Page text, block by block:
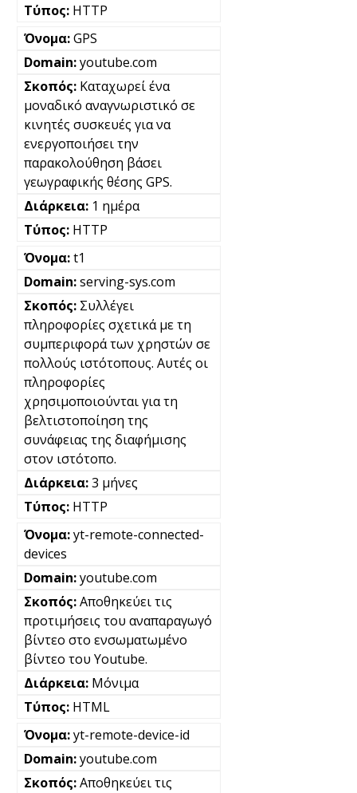
HTTP
GPS
youtube.com
Καταχωρεί ένα
μοναδικό αναγνωριστικό σε
κινητές συσκευές για να
ενεργοποιήσει την
παρακολούθηση βάσει
γεωγραφικής θέσης GPS.
1 ημέρα
HTTP
t1
serving-sys.com
Συλλέγει
πληροφορίες σχετικά με τη
συμπεριφορά των χρηστών σε
πολλούς ιστότοπους. Αυτές οι
πληροφορίες
χρησιμοποιούνται για τη
βελτιστοποίηση της
συνάφειας της διαφήμισης
στον ιστότοπο.
3 μήνες
HTTP
yt-remote-connected-
devices
youtube.com
Αποθηκεύει τις
προτιμήσεις του αναπαραγωγό
βίντεο στο ενσωματωμένο
βίντεο του Youtube.
Μόνιμα
HTML
yt-remote-device-id
youtube.com
Αποθηκεύει τις